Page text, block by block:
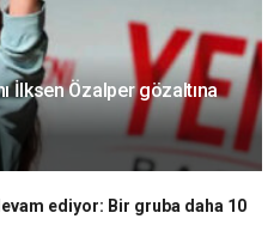
İlksen Özalper gözaltına
ediyor: Bir gruba daha 10